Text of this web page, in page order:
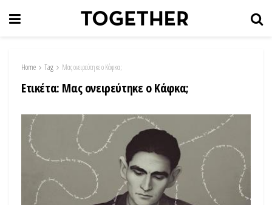
Home Tag Μας ονειρεύτηκε ο Κάφκα;
Ετικέτα: Μας ονειρεύτηκε ο Κάφκα;